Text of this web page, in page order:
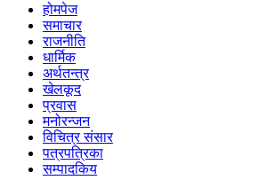
होमपेज
समाचार
राजनीति
धार्मिक
अर्थतन्त्र
खेलकूद
प्रवास
मनोरन्जन
विचित्र संसार
पत्रपत्रिका
सम्पादकिय